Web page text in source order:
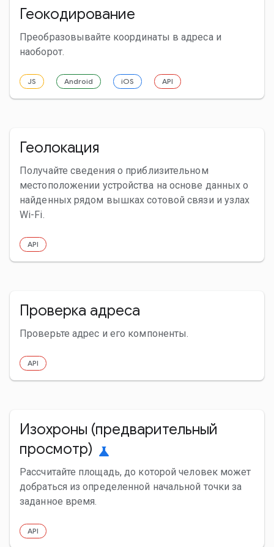
Геокодирование
Преобразовывайте координаты в адреса и
наоборот.
JS Android iOS API
Геолокация
Получайте сведения о приблизительном
местоположении устройства на основе данных о
найденных рядом вышках сотовой связи и узлах
Wi-Fi.
API
Проверка адреса
Проверьте адрес и его компоненты.
API
Изохроны (предварительный
просмотр) science
Рассчитайте площадь, до которой человек может
добраться из определенной начальной точки за
заданное время.
API